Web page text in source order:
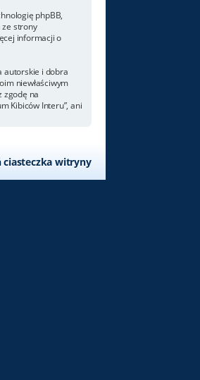
phpBB,
ze strony
informacji o
autorskie i dobra
niewłaściwym
zgodę na
Kibiców Interu”, ani
ciasteczka witryny